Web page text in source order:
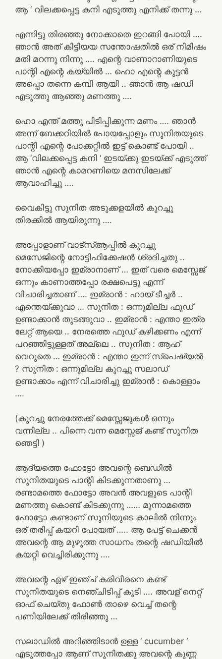
ആ ‘ വിലക്കപ്പെട്ട കനി എടുത്തു എനിക്ക് തന്നു …
എന്നിട്ടു തിരഞ്ഞു നോക്കാതെ ഇറങ്ങി പോയി ….
ഞാൻ അത് കിട്ടിയയ സന്തോഷതിൽ ഒര് നിമിഷം
മതി മറന്നു നിന്നു …. എന്റെ വാണാറാണിയുടെ
പാന്റി എന്റെ കയ്യിൽ … ഹൊ എന്റെ കുട്ടൻ
അപ്പൊ തന്നെ കമ്പി ആയി .. ഞാൻ ആ ഷഡി
എടുത്തു ആഞ്ഞു മണത്തു ….
ഹൊ എന്ത് മത്തു പിടിപ്പിക്കുന്ന മണം …. ഞാൻ
അന്ന് ബേക്കറിയിൽ പോയപ്പോളും സുനിതയുടെ
പാന്റി എന്റെ പോക്കറ്റിൽ ഇട്ട് കൊണ്ട് പോയി ..
ആ ‘വിലക്കപ്പെട്ട കനി ‘ ഇടയ്ക്കു ഇടയ്ക്ക് എടുത്ത്
ഞാൻ എന്റെ കാമറണിയെ മനസിലേക്ക്
ആവാഹിച്ചു ….
വൈകിട്ടു സുനിത അടുക്കളയിൽ കുറച്ചു
തിരക്കിൽ ആയിരുന്നു ….
അപ്പോളാണ് വാട്സ്ആപ്പിൽ കുറച്ചു
മെസേജിന്റെ നോട്ടിഫിക്കേഷൻ ശ്രദിച്ചതു ..
നോക്കിയപ്പോ ഇമ്രാനാണ് … ഇത് വരെ മെസ്സേജ്
ഒന്നും കാണാത്തപ്പോ രക്ഷപെട്ടു എന്ന്
വിചാരിച്ചതാണ് …. ഇമ്രാൻ : ഹായ് ടീച്ചർ ..
എന്തെയ്ക്കുവാ … സുനിത : ഒന്നുമില്ല ഫുഡ്
ഉണ്ടാക്കാൻ തുടങ്ങുവാ .. ഇമ്രാൻ : എന്താ ഇത്ര
ലേറ്റ് ആയെ .. നേരത്തെ ഫുഡ് കഴിക്കണം എന്ന്
പറഞ്ഞിട്ടുള്ളത് അല്ലെ .. സുനിത : ആഹ്
വെറുതെ … ഇമ്രാൻ : എന്താ ഇന്ന് സ്പെഷ്യൽ
? സുനിത : ഒന്നുമില്ല കുറച്ചു സലാഡ്
ഉണ്ടാക്കാം എന്ന് വിചാരിച്ചു ഇമ്രാൻ : കൊള്ളാം
….
(കുറച്ചു നേരത്തേക്ക് മെസ്സേജുകൾ ഒന്നും
വന്നില്ല .. പിന്നെ വന്ന മെസ്സേജ് കണ്ട് സുനിത
ഞെട്ടി )
ആദ്യത്തെ ഫോട്ടോ അവന്റെ ബെഡിൽ
സുനിതയുടെ പാന്റി കിടക്കുന്നതാണു …
രണ്ടാമത്തെ ഫോട്ടോ അവൻ അവളുടെ പാന്റി
മണത്തു കൊണ്ട് കിടക്കുന്നു …… മൂന്നാമത്തെ
ഫോട്ടോ കണ്ടാണ് സുനിയുടെ കാലിൽ നിന്നും
ഒര് തരിപ്പ് കയറി പോയത് ….. ആ പേട്ട് ചെക്കൻ
അവന്റെ ആ മുഴുത്ത സാധനം തന്റെ ഷഡിയിൽ
കയറ്റി വെച്ചിരിക്കുന്നു ….
അവന്റെ ഏഴ് ഇഞ്ച് കരിവീരനെ കണ്ട്
സുനിതയുടെ നെഞ്ചിടിപ്പ് കൂടി …. അവള് നെറ്റ്
ഓഫ് ചെയ്തു ഫോൺ താഴെ വെച്ച് തന്റെ
പണിയിലേക്ക് തിരിഞ്ഞു …
സലാഡിൽ അറിഞ്ഞിടാൻ ഉള്ള ‘ cucumber ‘
എടുത്തപ്പോ ആണ് സുനിതക്കു അവന്റെ കുണ്ണ